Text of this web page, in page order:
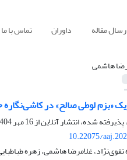
مقاله داوران تماس با ما
هاشمی
«بزم لوطی صالح» در
پذیرفته شده، انتشار آنلاین از16 مهر 1404
10.22075/
غلامرضا هاشمی، زهره